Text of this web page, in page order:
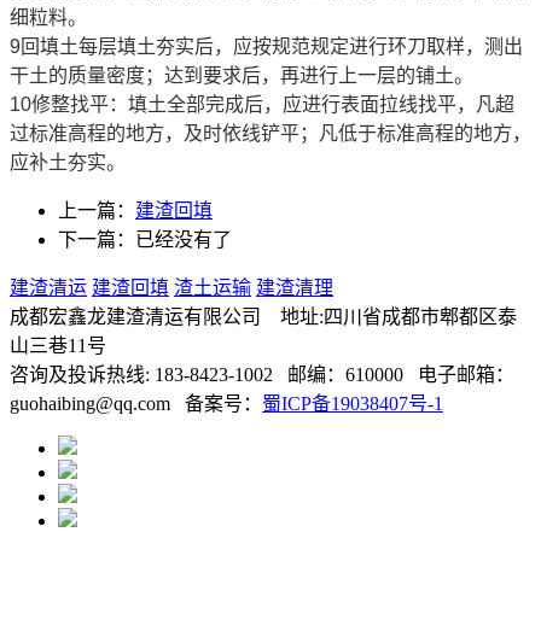
细粒料。
9回填土每层填土夯实后，应按规范规定进行环刀取样，测出
干土的质量密度；达到要求后，再进行上一层的铺土。
10修整找平：填土全部完成后，应进行表面拉线找平，凡超
过标准高程的地方，及时依线铲平；凡低于标准高程的地方，
应补土夯实。
上一篇： 建渣回填
下一篇：已经没有了
建渣清运 建渣回填 渣土运输 建渣清理
成都宏鑫龙建渣清运有限公司 地址:四川省成都市郫都区泰
山三巷11号
咨询及投诉热线: 183-8423-1002 邮编：610000 电子邮箱：
guohaibing@qq.com 备案号： 蜀ICP备19038407号-1